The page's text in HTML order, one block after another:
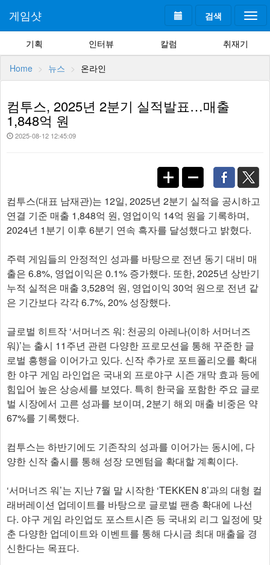
검색
게임샷
기획 인터뷰 칼럼 취재기
Home 뉴스 온라인
컴투스, 2025년 2분기 실적발표…매출
1,848억 원
2025-08-12 12:45:09
컴투스(대표 남재관)는 12일, 2025년 2분기 실적을 공시하고
연결 기준 매출 1,848억 원, 영업이익 14억 원을 기록하며,
2024년 1분기 이후 6분기 연속 흑자를 달성했다고 밝혔다.
주력 게임들의 안정적인 성과를 바탕으로 전년 동기 대비 매
출은 6.8%, 영업이익은 0.1% 증가했다. 또한, 2025년 상반기
누적 실적은 매출 3,528억 원, 영업이익 30억 원으로 전년 같
은 기간보다 각각 6.7%, 20% 성장했다.
글로벌 히트작 ‘서머너즈 워: 천공의 아레나(이하 서머너즈
워)’는 출시 11주년 관련 다양한 프로모션을 통해 꾸준한 글
로벌 흥행을 이어가고 있다. 신작 추가로 포트폴리오를 확대
한 야구 게임 라인업은 국내외 프로야구 시즌 개막 효과 등에
힘입어 높은 상승세를 보였다. 특히 한국을 포함한 주요 글로
벌 시장에서 고른 성과를 보이며, 2분기 해외 매출 비중은 약
67%를 기록했다.
컴투스는 하반기에도 기존작의 성과를 이어가는 동시에, 다
양한 신작 출시를 통해 성장 모멘텀을 확대할 계획이다.
‘서머너즈 워’는 지난 7월 말 시작한 ‘TEKKEN 8’과의 대형 컬
래버레이션 업데이트를 바탕으로 글로벌 팬층 확대에 나선
다. 야구 게임 라인업도 포스트시즌 등 국내외 리그 일정에 맞
춘 다양한 업데이트와 이벤트를 통해 다시금 최대 매출을 경
신한다는 목표다.